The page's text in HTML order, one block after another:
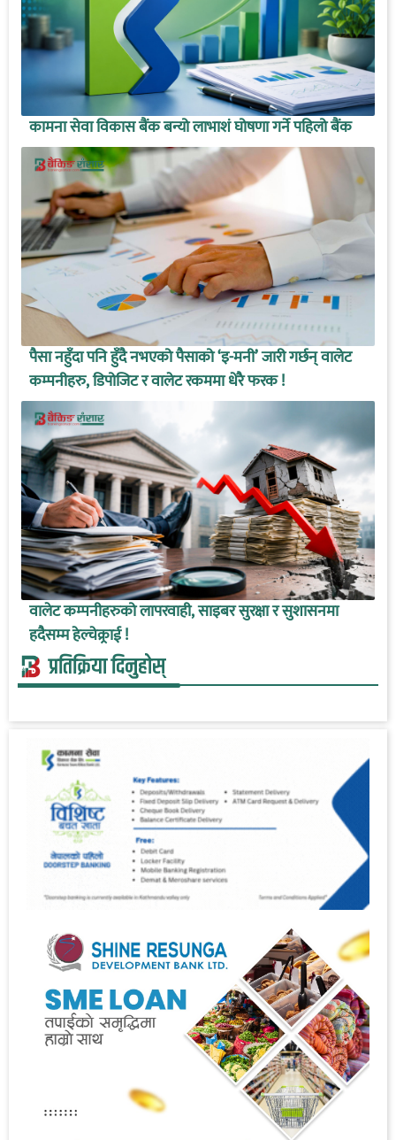
कामना सेवा विकास बैंक बन्यो लाभाशं घोषणा गर्ने पहिलो बैंक
पैसा नहुँदा पनि हुँदै नभएको पैसाको ‘इ-मनी’ जारी गर्छन् वालेट
कम्पनीहरु, डिपोजिट र वालेट रकममा धेरै फरक !
वालेट कम्पनीहरुको लापरवाही, साइबर सुरक्षा र सुशासनमा
हदैसम्म हेल्चेक्र्राई !
प्रतिक्रिया दिनुहोस्